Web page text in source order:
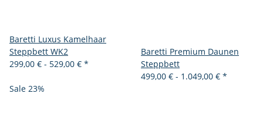
Baretti Luxus Kamelhaar
Steppbett WK2
299,00 € - 529,00 € *
Baretti Premium Daunen
Steppbett
499,00 € - 1.049,00 € *
Sale 23%